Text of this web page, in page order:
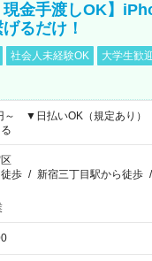
現金手渡しOK】
るだけ！
社会人未経験OK 大学生歓
～ ▼日払いOK（規定あり
歩 / 新宿三丁目駅から徒歩 /